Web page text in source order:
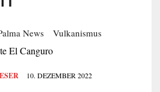
News Vulkanismus
10. DEZEMBER 2022